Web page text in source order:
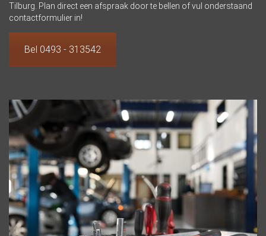
Tilburg. Plan direct een afspraak door te bellen of vul onderstaand
contactformulier in!
Bel 0493 - 313542